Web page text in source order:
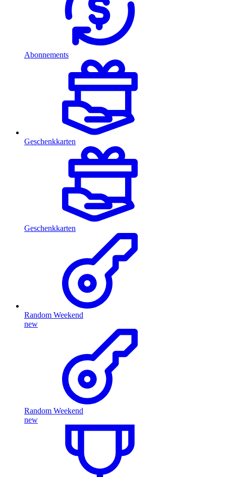
Abonnements
Geschenkkarten
Geschenkkarten
Random Weekend
new
Random Weekend
new